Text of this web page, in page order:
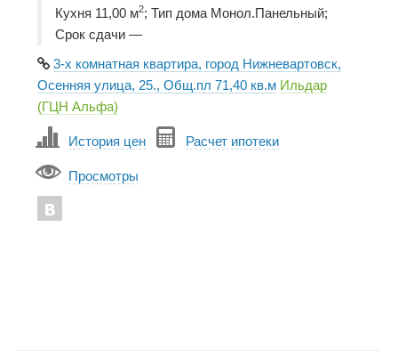
Кухня 11,00 м2; Тип дома Монол.Панельный;
Срок сдачи —
3-х комнатная квартира, город Нижневартовск,
Осенняя улица, 25., Общ.пл 71,40 кв.м Ильдар
(ГЦН Альфа)
История цен Расчет ипотеки
Просмотры